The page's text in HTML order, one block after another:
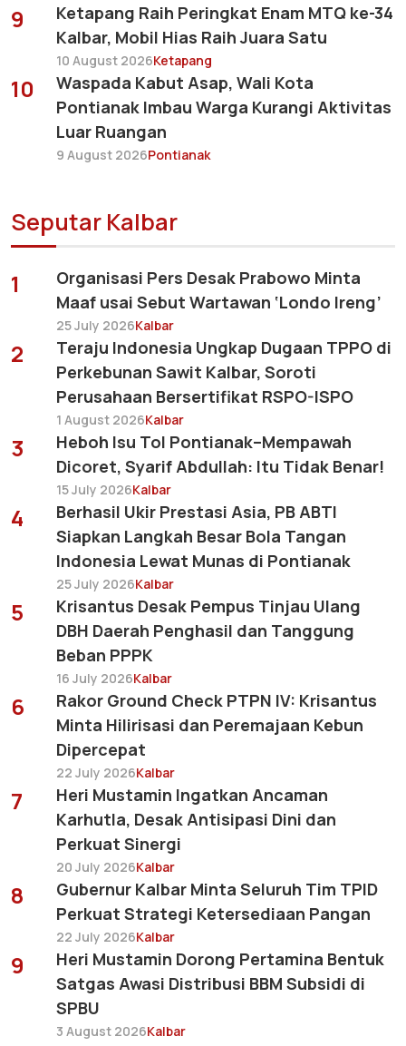
9
Ketapang Raih Peringkat Enam MTQ ke-34
Kalbar, Mobil Hias Raih Juara Satu
10 August 2026Ketapang
10
Waspada Kabut Asap, Wali Kota
Pontianak Imbau Warga Kurangi Aktivitas
Luar Ruangan
9 August 2026Pontianak
Seputar Kalbar
1
Organisasi Pers Desak Prabowo Minta
Maaf usai Sebut Wartawan ‘Londo Ireng’
25 July 2026Kalbar
2
Teraju Indonesia Ungkap Dugaan TPPO di
Perkebunan Sawit Kalbar, Soroti
Perusahaan Bersertifikat RSPO-ISPO
1 August 2026Kalbar
3
Heboh Isu Tol Pontianak–Mempawah
Dicoret, Syarif Abdullah: Itu Tidak Benar!
15 July 2026Kalbar
4
Berhasil Ukir Prestasi Asia, PB ABTI
Siapkan Langkah Besar Bola Tangan
Indonesia Lewat Munas di Pontianak
25 July 2026Kalbar
5
Krisantus Desak Pempus Tinjau Ulang
DBH Daerah Penghasil dan Tanggung
Beban PPPK
16 July 2026Kalbar
6
Rakor Ground Check PTPN IV: Krisantus
Minta Hilirisasi dan Peremajaan Kebun
Dipercepat
22 July 2026Kalbar
7
Heri Mustamin Ingatkan Ancaman
Karhutla, Desak Antisipasi Dini dan
Perkuat Sinergi
20 July 2026Kalbar
8
Gubernur Kalbar Minta Seluruh Tim TPID
Perkuat Strategi Ketersediaan Pangan
22 July 2026Kalbar
9
Heri Mustamin Dorong Pertamina Bentuk
Satgas Awasi Distribusi BBM Subsidi di
SPBU
3 August 2026Kalbar